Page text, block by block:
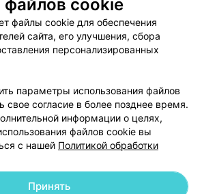
Добавить специалиста
файлов cookie
файлы cookie для обеспечения
сайта, его улучшения, сбора
персонализированных
параметры использования файлов
свое согласие в более позднее время.
информации о целях,
файлов cookie вы
с нашей Политикой обработки
Принять